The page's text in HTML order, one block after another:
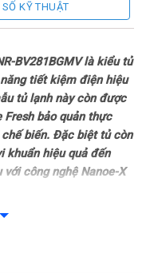
dẫn gas bằng Nhôm – Lá
~ 0.91 kW/ngày
KỸ THUẬT
BV281BGMV là kiểu tủ
tiết kiệm điện hiệu
tủ lạnh này còn được
bảo quản thực
biến. Đặc biệt tủ còn
khuẩn hiệu quả đến
công nghệ Nanoe-X